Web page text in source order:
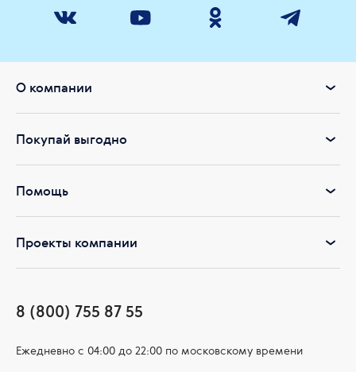
«Живокост» от Siberian Wellness – это современное природное
решение, для тех, кто ценит натуральность, эффективность и
О компании
Покупай выгодно
Помощь
Проекты компании
8 (800) 755 87 55
Ежедневно c 04:00 до 22:00 по московскому времени